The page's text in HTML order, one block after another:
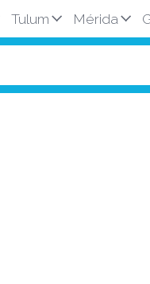
Tulum Mérida